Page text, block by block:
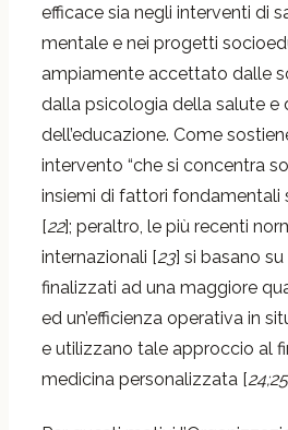
efficace sia negli interventi di
mentale e nei progetti
ampiamente accettato dalle
dalla psicologia della salute e
dell’educazione. Come
intervento “che si concentra
insiemi di fattori fondamentali
[22]; peraltro, le più recenti
internazionali [23] si basano
finalizzati ad una maggiore
ed un’efficienza operativa in
e utilizzano tale approccio al
medicina personalizzata [